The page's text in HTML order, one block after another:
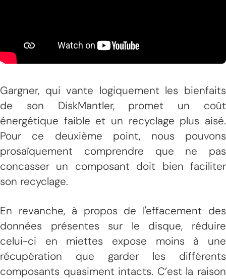
Gargner, qui vante logiquement les bienfaits
de son DiskMantler, promet un coût
énergétique faible et un recyclage plus aisé.
Pour ce deuxième point, nous pouvons
prosaïquement comprendre que ne pas
concasser un composant doit bien faciliter
son recyclage.
En revanche, à propos de l'effacement des
données présentes sur le disque, réduire
celui-ci en miettes expose moins à une
récupération que garder les différents
composants quasiment intacts. C’est la raison